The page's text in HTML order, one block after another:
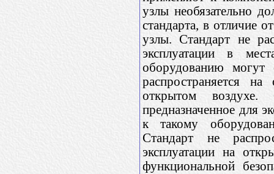
узлы необязательно
стандарта, в отличие
узлы. Стандарт не
эксплуатации в
оборудованию могут
распространяется на
открытом воздухе.
предназначенное для
к такому
Стандарт не
эксплуатации на
функциональной